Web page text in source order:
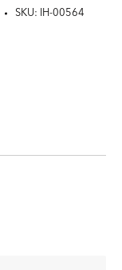
SKU: IH-00564